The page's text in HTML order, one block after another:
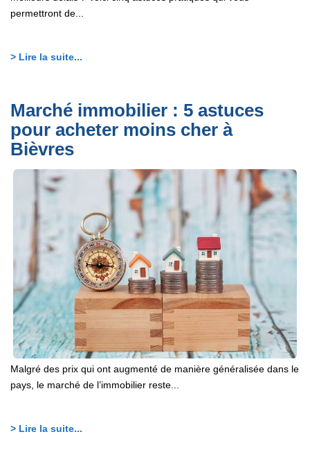
permettront de...
> Lire la suite...
Marché immobilier : 5 astuces
pour acheter moins cher à
Bièvres
Malgré des prix qui ont augmenté de manière généralisée dans le
pays, le marché de l’immobilier reste...
> Lire la suite...